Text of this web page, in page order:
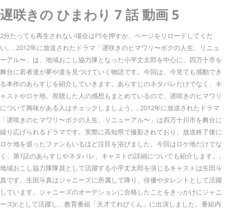
遅咲きの ひまわり 7 話 動画 5
2分たっても再生されない場合はF5を押すか、ページをリロードしてくだ
い。. 2012年に放送されたドラマ「遅咲きのヒマワリ〜ボクの人生、リニュ
ーアル〜」は、地域おこし協力隊となった小平丈太郎を中心に、四万十市を
舞台に若者達が夢や道を見つけていく物語です。今回は、今見ても感動でき
る本作のあらすじを紹介していきます。あらすじのネタバレだけでなく、キ
ャストやロケ地、視聴した人の感想もまとめているので、遅咲きのヒマワリ
について興味がある人はチェックしましょう。, 2012年に放送されたドラマ
「遅咲きのヒマワリ〜ボクの人生、リニューアル〜」は四万十川市を舞台に
繰り広げられるドラマです。実際に高知県で撮影されており、放送終了後に
ロケ地を巡ったファンもいるほど注目を浴びました。今回はロケ地だけでな
く、第1話のあらすじやネタバレ、キャストの詳細についても紹介します。,
地域おこし協力隊隊員として活躍する小平丈太郎を演じるキャストは生田斗
真です。生田斗真はジャニーズに所属して降り、俳優やタレントとして活躍
しています。ジャニーズのオーデションに合格したことをきっかけにジャニ
ーズJr.として活躍し、教育番組「天才てれびくん」に出演しました。番組内